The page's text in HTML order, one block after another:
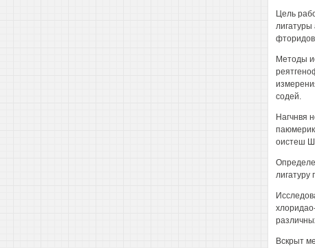
Цель
лигатуры
фторидов
Методы
содей.
Нагчнвя
оистеш Ш
лигатуру
Вскрыт